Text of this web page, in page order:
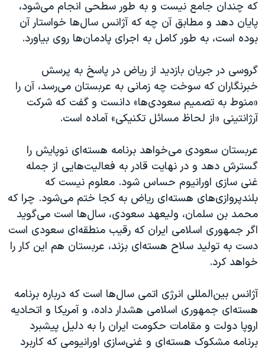
که چندان جامع نیست و به طور سطحی انجام می‌شود،
پایان دهد و مطابق آن چه که آژانس سال‌ها خواستار آن
بوده است، به طور کامل به اجرای پادمان‌ها روی بیاورد.
گروسی در جریان بازدید از ریاض در پاسخ به پرسش
خبرنگاران که سوخت چه زمانی به عربستان می‌رسد، آن را
«منوط به تصمیم سعودی‌ها» دانست و گفت که شرکت
آرژانتینی «از لحاظ مسائل تکنیکی» آماده است.
عربستان سعودی می‌خواهد برنامه هسته‌ای نوپایش را
گسترش دهد و در نهایت قادر به فعالیت‌هایی از جمله
غنی سازی اورانیوم حساس شود. معلوم نیست که
بلندپروازی‌های هسته‌ای ریاض به کجا ختم می‌شود. چرا که
محمد بن سلمان، ولیعهد سعودی، سال‌ها است می‌گوید
اگر جمهوری اسلامی ایران که رقیب منطقه‌ای سعودی است
دست به تولید سلاح هسته‌ای بزند، عربستان هم این کار را
خواهد کرد.
آژانس بین‌المللی انرژی اتمی سال‌ها است که درباره برنامه
هسته‌ای جمهوری اسلامی هشدار داده، و آمریکا و اتحادیه
اروپا دولت و مقامات حکومت ایران را به دلیل پیشبرد
برنامه مشکوک هسته‌ای و غنی‌سازی اورانیومی که کاربرد